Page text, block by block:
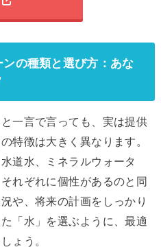
の種類と選び方：あな
一言で言っても、実は提供
特徴は大きく異なります。
道水、ミネラルウォータ
れぞれに個性があるのと同
や、将来の計画をしっかり
「水」を選ぶように、最適
ょう。